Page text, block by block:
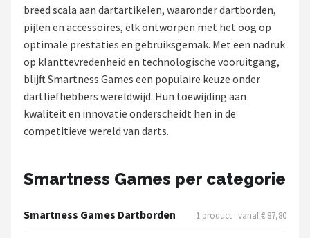
Dartshop
POPULAIRE MERKEN
Target
Winmau
Bull's
breed scala aan dartartikelen, waaronder dartborden,
pijlen en accessoires, elk ontworpen met het oog op
optimale prestaties en gebruiksgemak. Met een nadruk
op klanttevredenheid en technologische vooruitgang,
blijft Smartness Games een populaire keuze onder
dartliefhebbers wereldwijd. Hun toewijding aan
kwaliteit en innovatie onderscheidt hen in de
competitieve wereld van darts.
Smartness Games per categorie
Smartness Games Dartborden 1 product · vanaf € 87,80